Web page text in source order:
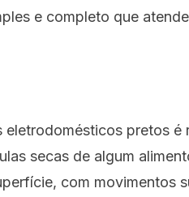
e completo que
pretos é
secas de algum
com movimentos